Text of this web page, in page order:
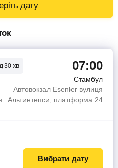
дату
30 хв 07:00
Стамбул
Автовокзал Esenler вулиця
Альтинтепси, платформа 24
Вибрати дату